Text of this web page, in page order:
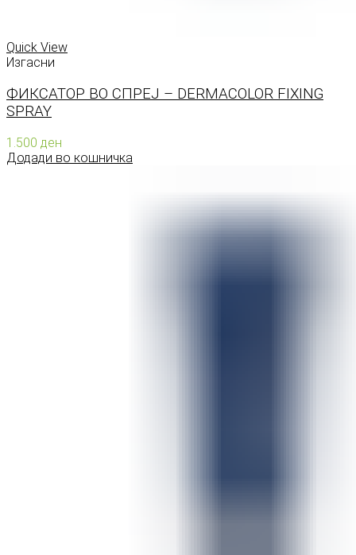
Quick View
Изгасни
ФИКСАТОР ВО СПРЕЈ – DERMACOLOR FIXING
SPRAY
1.500 ден
Додади во кошничка